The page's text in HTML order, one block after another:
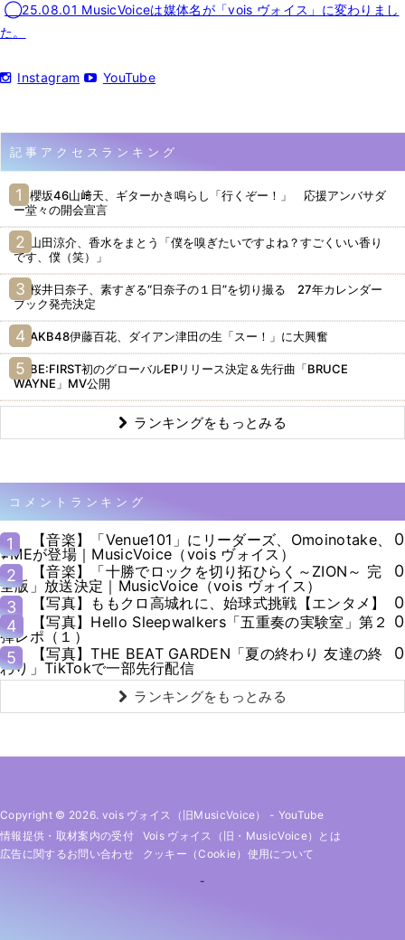
◯25.08.01 MusicVoiceは媒体名が「vois ヴォイス」に変わりまし
た。
Instagram YouTube
記事アクセスランキング
櫻坂46山﨑天、ギターかき鳴らし「行くぞー！」 応援アンバサダ
ー堂々の開会宣言
山田涼介、香水をまとう「僕を嗅ぎたいですよね？すごくいい香り
です、僕（笑）」
桜井日奈子、素すぎる“日奈子の１日”を切り撮る 27年カレンダー
ブック発売決定
AKB48伊藤百花、ダイアン津田の生「スー！」に大興奮
BE:FIRST初のグローバルEPリリース決定＆先行曲「BRUCE
WAYNE」MV公開
ランキングをもっとみる
コメントランキング
1
【音楽】「Venue101」にリーダーズ、Omoinotake、
≠MEが登場｜MusicVoice（vois ヴォイス）
0
2
【音楽】「十勝でロックを切り拓ひらく～ZION～ 完
全版」放送決定｜MusicVoice（vois ヴォイス）
0
3
【写真】ももクロ高城れに、始球式挑戦【エンタメ】
0
4
【写真】Hello Sleepwalkers「五重奏の実験室」第２
弾レポ（１）
0
5
【写真】THE BEAT GARDEN「夏の終わり 友達の終
わり」TikTokで一部先行配信
0
ランキングをもっとみる
Copyright © 2026. vois ヴォイス（旧MusicVoice） - YouTube
情報提供・取材案内の受付
Vois ヴォイス（旧・MusicVoice）とは
広告に関するお問い合わせ
クッキー（cookie）使用について
-